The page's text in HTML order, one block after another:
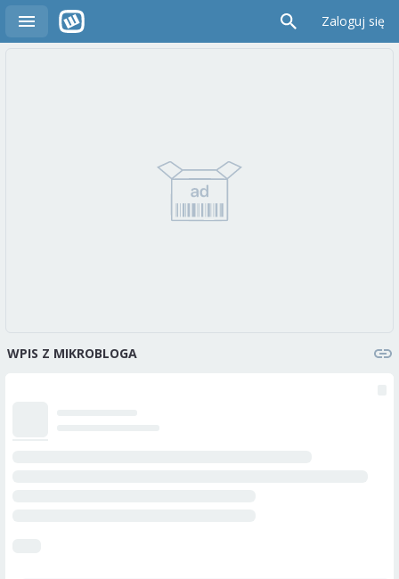
Zaloguj się
WPIS Z MIKROBLOGA